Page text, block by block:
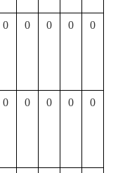
0 0 0 0 0
0 0 0 0 0